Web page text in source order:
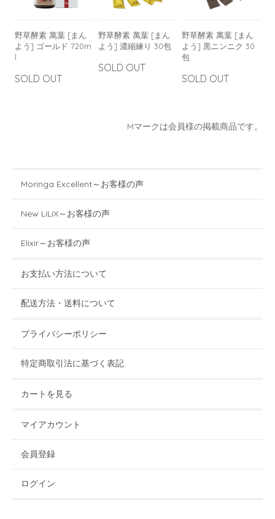
野草酵素 萬葉 [まん
よう] ゴールド 720m
l
SOLD OUT
野草酵素 萬葉 [まん
よう] 濃縮練り 30包
SOLD OUT
野草酵素 萬葉 [まん
よう] 黒ニンニク 30
包
SOLD OUT
Mマークは会員様の掲載商品です。
Moringa Excellent～お客様の声
New LiLiX～お客様の声
Elixir～お客様の声
お支払い方法について
配送方法・送料について
プライバシーポリシー
特定商取引法に基づく表記
カートを見る
マイアカウント
会員登録
ログイン